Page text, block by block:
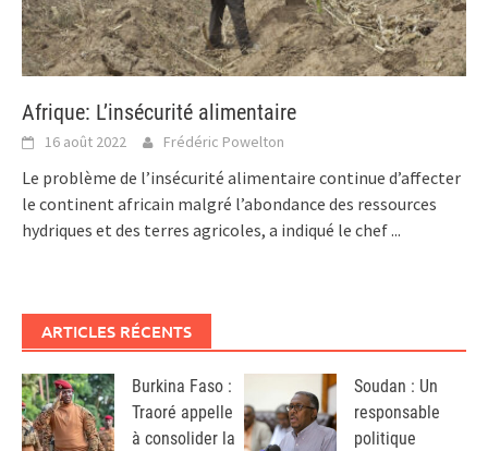
Afrique: L’insécurité alimentaire
16 août 2022 Frédéric Powelton
Le problème de l’insécurité alimentaire continue d’affecter
le continent africain malgré l’abondance des ressources
hydriques et des terres agricoles, a indiqué le chef...
ARTICLES RÉCENTS
Burkina Faso :
Traoré appelle
à consolider la
Soudan : Un
responsable
politique